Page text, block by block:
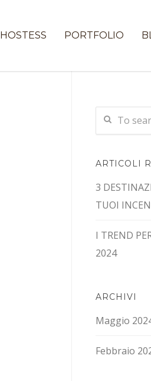
HOSTESS PORTFOLIO
ARTICOLI
3
TUOI
I TREND
2024
ARCHIVI
Maggio
Febbraio